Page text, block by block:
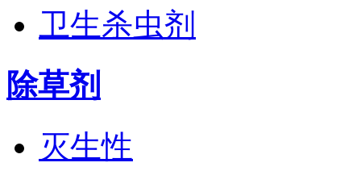
卫生杀虫剂
除草剂
灭生性